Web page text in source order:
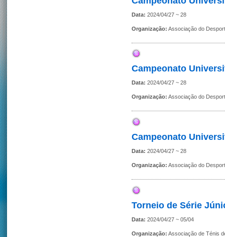
Data: 2024/04/27 ~ 28
Organização: Associação do
Campeonato
Data: 2024/04/27 ~ 28
Organização: Associação do
Campeonato
Data: 2024/04/27 ~ 28
Organização: Associação do
Torneio de Série
Data: 2024/04/27 ~ 05/04
Organização: Associação de Ténis